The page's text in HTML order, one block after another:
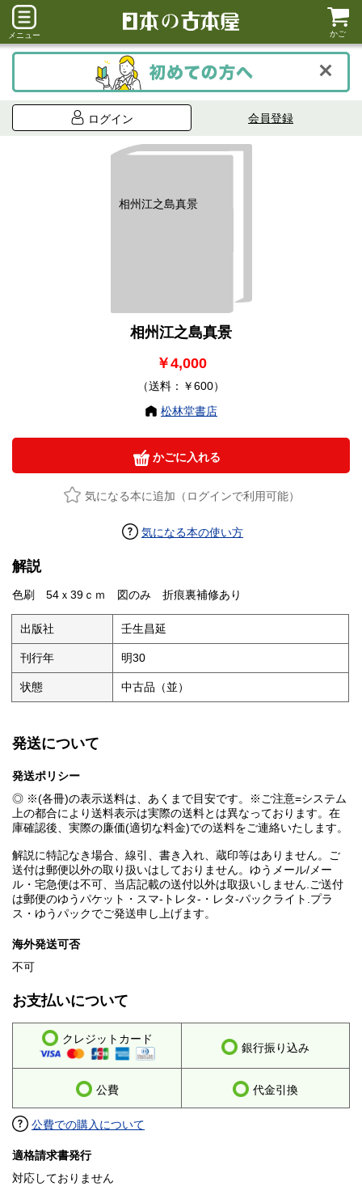
メニュー かご
ログイン 会員登録
相州江之島真景
相州江之島真景
￥4,000
（送料：￥600）
松林堂書店
かごに入れる
気になる本に追加（ログインで利用可能）
気になる本の使い方
解説
色刷 54ｘ39ｃｍ 図のみ 折痕裏補修あり
出版社 壬生昌延
刊行年 明30
状態 中古品（並）
発送について
発送ポリシー
◎ ※(各冊)の表示送料は、あくまで目安です。※ご注意=システム
上の都合により送料表示は実際の送料とは異なっております。在
庫確認後、実際の廉価(適切な料金)での送料をご連絡いたします。
解説に特記なき場合、線引、書き入れ、蔵印等はありません。ご
送付は郵便以外の取り扱いはしておりません。ゆうメール/メー
ル・宅急便は不可、当店記載の送付以外は取扱いしません.ご送付
は郵便のゆうパケット・スマ-トレタ-・レタ-パックライト.プラ
ス・ゆうパックでご発送申し上げます。
海外発送可否
不可
お支払いについて
クレジットカード
銀行振り込み
公費 代金引換
公費での購入について
適格請求書発行
対応しておりません